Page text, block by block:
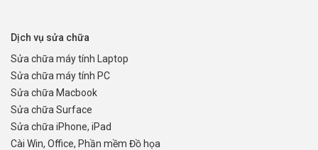
Dịch vụ sửa chữa
Sửa chữa máy tính Laptop
Sửa chữa máy tính PC
Sửa chữa Macbook
Sửa chữa Surface
Sửa chữa iPhone, iPad
Cài Win, Office, Phần mềm Đồ họa